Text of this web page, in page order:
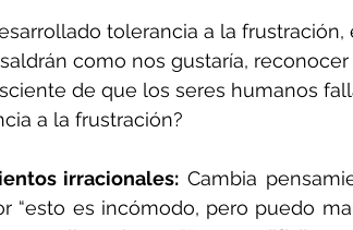
tolerancia a la frustración,
como nos gustaría, reconocer
de que los seres humanos
a la frustración?
irracionales: Cambia
“esto es incómodo, pero puedo